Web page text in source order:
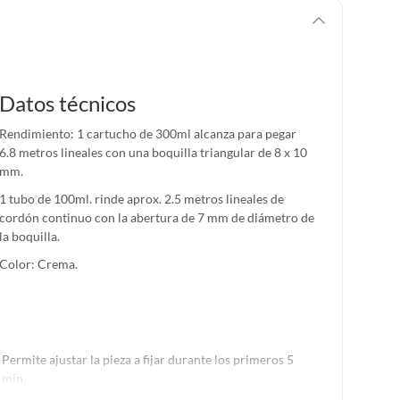
Datos técnicos
Rendimiento: 1 cartucho de 300ml alcanza para pegar
6.8 metros lineales con una boquilla triangular de 8 x 10
mm.
1 tubo de 100ml. rinde aprox. 2.5 metros lineales de
cordón continuo con la abertura de 7 mm de diámetro de
la boquilla.
Color: Crema.
Permite ajustar la pieza a fijar durante los primeros 5
min.